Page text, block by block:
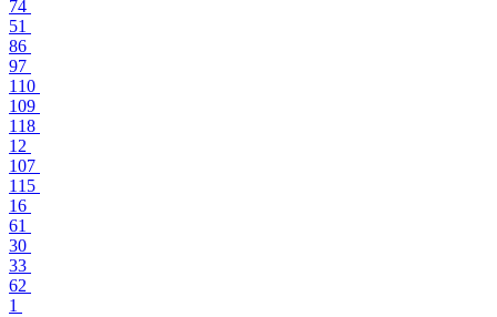
74
51
86
97
110
109
118
12
107
115
16
61
30
33
62
1